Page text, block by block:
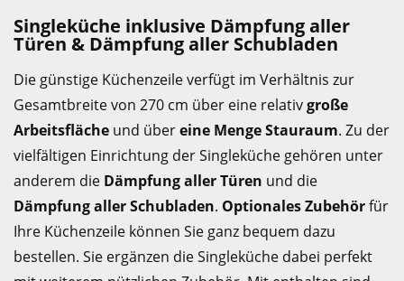
Singleküche inklusive Dämpfung aller
Türen & Dämpfung aller Schubladen
Die günstige Küchenzeile verfügt im Verhältnis zur
Gesamtbreite von 270 cm über eine relativgroße
Arbeitsfläche und übereine Menge Stauraum. Zu der
vielfältigen Einrichtung der Singleküche gehören unter
anderem die Dämpfung aller Türen und die
Dämpfung aller Schubladen. Optionales Zubehörfür
Ihre Küchenzeile können Sie ganz bequem dazu
bestellen. Sie ergänzen die Singleküche dabei perfekt